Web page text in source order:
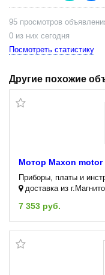
95 просмотров
0 из них сегодня
Посмотреть статистику
Другие похожие
Мотор Maxon motor
Приборы, платы и
доставка из
7 353 руб.